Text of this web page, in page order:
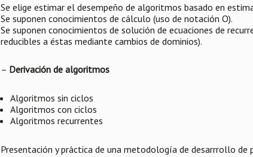
Se elige estimar el desempeño de algoritmos basado en
Se suponen conocimientos de cálculo (uso de notación O).
Se suponen conocimientos de solución de ecuaciones de
reducibles a éstas mediante cambios de dominios).
– Derivación de algoritmos
Algoritmos sin ciclos
Algoritmos con ciclos
Algoritmos recurrentes
Presentación y práctica de una metodología de desarrrollo de